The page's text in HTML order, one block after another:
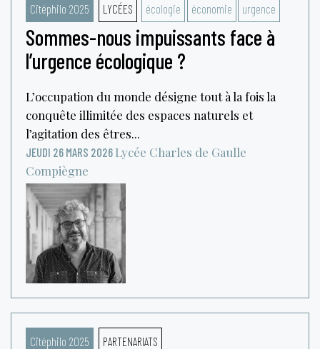
Citéphilo 2025 LYCÉES écologie économie urgence
Sommes-nous impuissants face à
l’urgence écologique ?
L’occupation du monde désigne tout à la fois la
conquête illimitée des espaces naturels et
l’agitation des êtres...
JEUDI 26 MARS 2026 Lycée Charles de Gaulle
Compiègne
Citéphilo 2025 PARTENARIATS